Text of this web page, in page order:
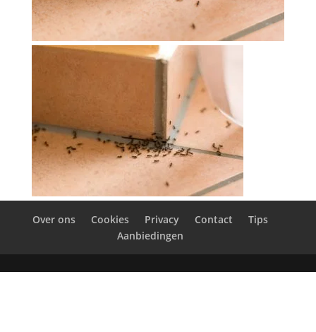
Over ons Cookies Privacy Contact
Tips
Aanbiedingen